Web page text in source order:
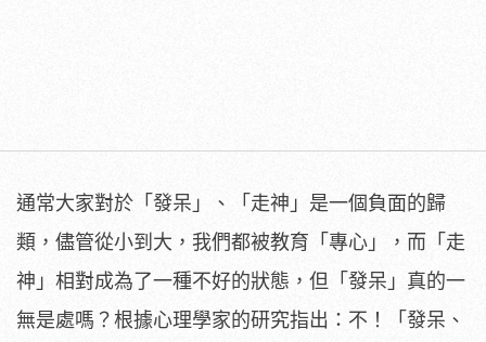
通常大家對於「發呆」、「走神」是一個負面的歸
類，儘管從小到大，我們都被教育「專心」，而「走
神」相對成為了一種不好的狀態，但「發呆」真的一
無是處嗎？根據心理學家的研究指出：不！「發呆、